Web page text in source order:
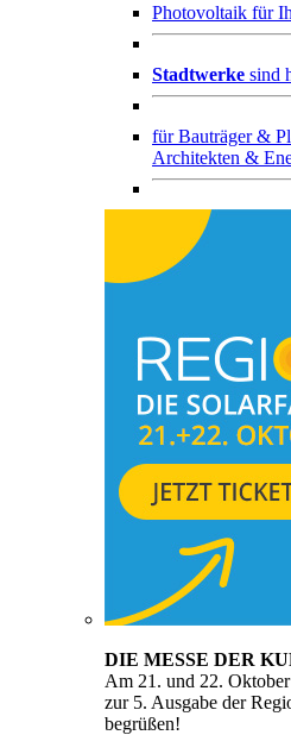
Photovoltaik für
Stadtwerke sind
fürBauträger &
Architekten &
DIE MESSE DER
Am 21. und 22.
zur 5. Ausgabe der
begrüßen!